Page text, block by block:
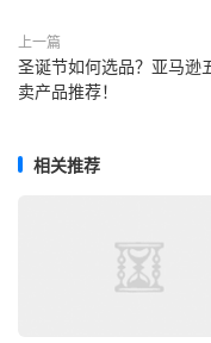
上一篇
圣诞节如何选品？亚马逊
卖产品推荐！
相关推荐